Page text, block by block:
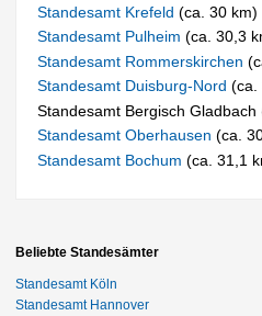
Standesamt Krefeld(ca. 30 km)
Standesamt Pulheim(ca. 30,3
Standesamt Rommerskirchen
Standesamt Duisburg-Nord(ca.
Standesamt Bergisch Gladbach
Standesamt Oberhausen(ca.
Standesamt Bochum(ca. 31,1
Beliebte Standesämter
Standesamt Köln
Standesamt Hannover